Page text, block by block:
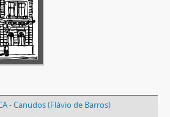
- Canudos (Flávio de Barros)